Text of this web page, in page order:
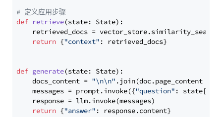
# 定义应用步骤
def retrieve(state: State):
retrieved_docs =
return {"context" : retrieved_docs}
def generate(state: State):
    docs_content =
"\n\n" .join(doc.page_content
    messages = prompt.invoke({
"question" : state[
    response = llm.invoke(messages)
return {"answer" : response.content}